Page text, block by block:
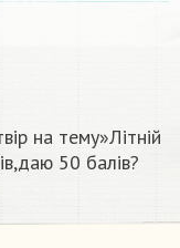
на тему»Літній
50 балів?